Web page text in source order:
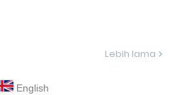
Lebih lama
English